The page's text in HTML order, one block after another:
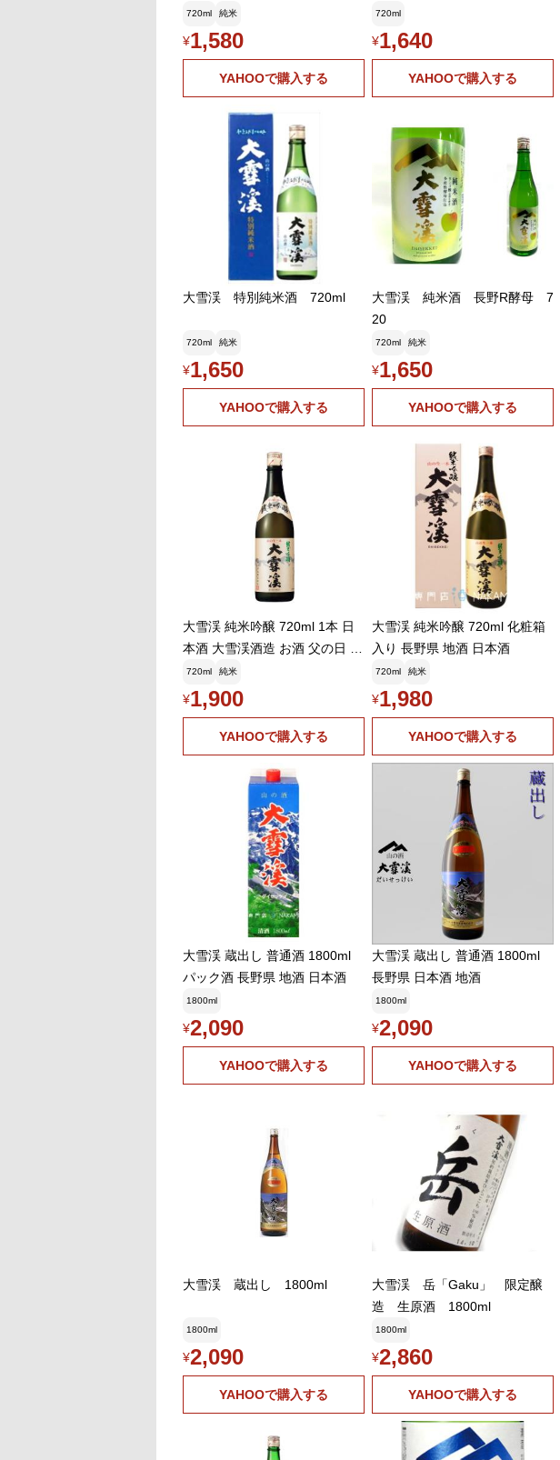
お中元 夏ギフト 暑中見舞い
720ml 純米
¥1,580
YAHOOで購入する
720ml
¥1,640
YAHOOで購入する
大雪渓 特別純米酒 720ml
720ml 純米
¥1,650
YAHOOで購入する
大雪渓 純米酒 長野R酵母 7
20
720ml 純米
¥1,650
YAHOOで購入する
大雪渓 純米吟醸 720ml 1本 日
本酒 大雪渓酒造 お酒 父の日 お
中元 夏ギフト 暑中見舞い
720ml 純米
¥1,900
YAHOOで購入する
大雪渓 純米吟醸 720ml 化粧箱
入り 長野県 地酒 日本酒
720ml 純米
¥1,980
YAHOOで購入する
大雪渓 蔵出し 普通酒 1800ml
パック酒 長野県 地酒 日本酒
1800ml
¥2,090
YAHOOで購入する
大雪渓 蔵出し 普通酒 1800ml
長野県 日本酒 地酒
1800ml
¥2,090
YAHOOで購入する
大雪渓 蔵出し 1800ml
1800ml
¥2,090
YAHOOで購入する
大雪渓 岳「Gaku」 限定醸
造 生原酒 1800ml
1800ml
¥2,860
YAHOOで購入する